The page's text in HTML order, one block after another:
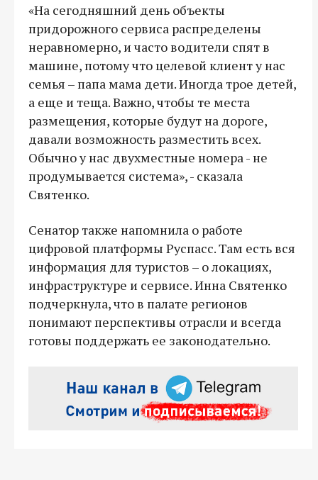
«На сегодняшний день объекты
придорожного сервиса распределены
неравномерно, и часто водители спят в
машине, потому что целевой клиент у нас
семья – папа мама дети. Иногда трое детей,
а еще и теща. Важно, чтобы те места
размещения, которые будут на дороге,
давали возможность разместить всех.
Обычно у нас двухместные номера - не
продумывается система», - сказала
Святенко.
Сенатор также напомнила о работе
цифровой платформы Руспасс. Там есть вся
информация для туристов – о локациях,
инфраструктуре и сервисе. Инна Святенко
подчеркнула, что в палате регионов
понимают перспективы отрасли и всегда
готовы поддержать ее законодательно.